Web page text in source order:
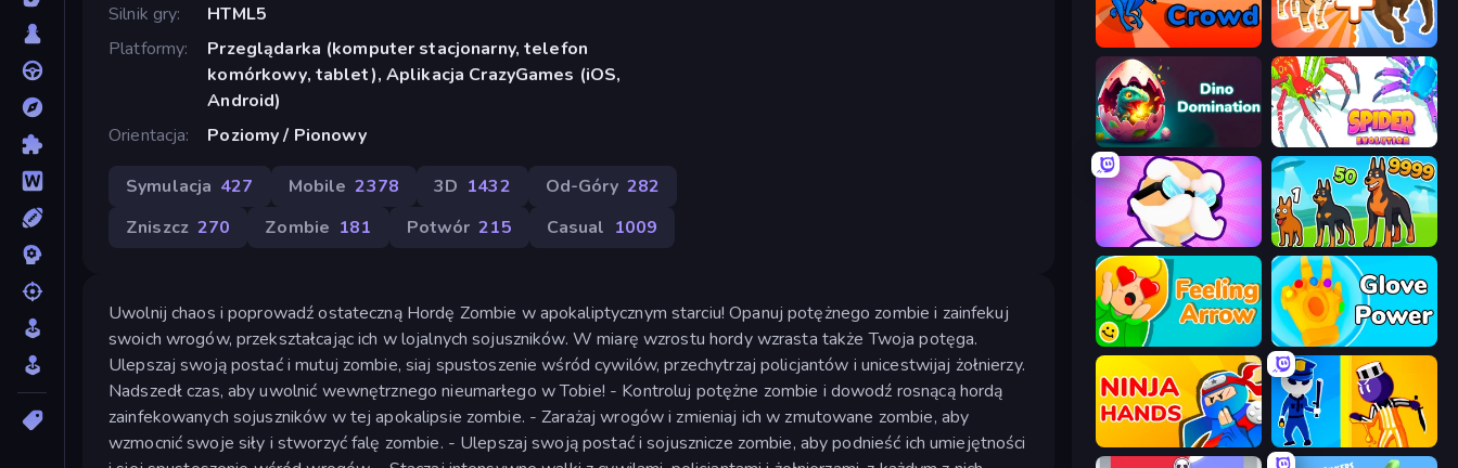
Silnik gry
HTML5
Platformy
Przeglądarka (komputer stacjonarny, telefon
komórkowy, tablet), Aplikacja CrazyGames (iOS,
Android)
Orientacja
Poziomy / Pionowy
Symulacja 427 Mobile 2378 3D 1432 Od-Góry 282
Zniszcz 270 Zombie 181 Potwór 215 Casual 1009
Uwolnij chaos i poprowadź ostateczną Hordę Zombie w apokaliptycznym starciu! Opanuj potężnego zombie i zainfekuj
swoich wrogów, przekształcając ich w lojalnych sojuszników. W miarę wzrostu hordy wzrasta także Twoja potęga.
Ulepszaj swoją postać i mutuj zombie, siaj spustoszenie wśród cywilów, przechytrzaj policjantów i unicestwijaj żołnierzy.
Nadszedł czas, aby uwolnić wewnętrznego nieumarłego w Tobie! - Kontroluj potężne zombie i dowodź rosnącą hordą
zainfekowanych sojuszników w tej apokalipsie zombie. - Zarażaj wrogów i zmieniaj ich w zmutowane zombie, aby
wzmocnić swoje siły i stworzyć falę zombie. - Ulepszaj swoją postać i sojusznicze zombie, aby podnieść ich umiejętności
Dino Crowd Animal DNA Run
Dino Domination Spider Evolution: Runner Game
Mutant Idle Dogs vs Aliens
Feeling Arrow Glove Power
Ninja Hands